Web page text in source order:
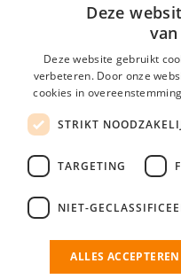
Inloggen als bedrijf
Wachtwoord
login gegevens onthouden
login
Bedrijf aanmelden
nieuwe collega/werknemer zo
Deze
Deze website gebruikt
verbeteren. Door onze
cookies in
STRIKT
TARGETING
NIET-
ALLES ACCEPTEREN